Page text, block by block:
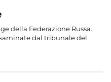
della Federazione Russa.
dal tribunale del